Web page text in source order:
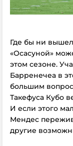
Где бы ни
«Осасуной»
этом сезоне.
Барренечеа в
большим
Такефуса Кубо
И если этого
Мендес
другие